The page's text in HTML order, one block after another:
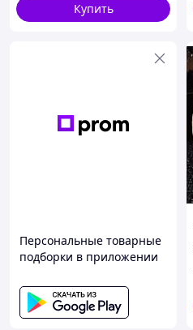
Купить
Персональные товарные
подборки в приложении